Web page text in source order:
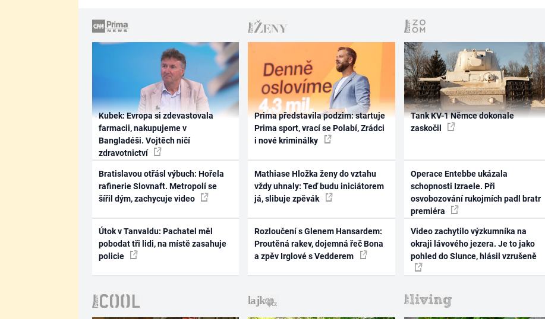
Kubek: Evropa si zdevastovala
farmacii, nakupujeme v
Bangladéši. Vojtěch ničí
zdravotnictví
Bratislavou otřásl výbuch: Hořela
rafinerie Slovnaft. Metropolí se
šířil dým, zachycuje video
Útok v Tanvaldu: Pachatel měl
pobodat tři lidi, na místě zasahuje
policie
Prima představila podzim: startuje
Prima sport, vrací se Polabí, Zrádci
i nové kriminálky
Mathiase Hložka ženy do vztahu
vždy uhnaly: Teď budu iniciátorem
já, slibuje zpěvák
Rozloučení s Glenem Hansardem:
Proutěná rakev, dojemná řeč Bona
a zpěv Irglové s Vedderem
Tank KV-1 Němce dokonale
zaskočil
Operace Entebbe ukázala
schopnosti Izraele. Při
osvobozování rukojmích padl bratr
premiéra
Video zachytilo výzkumníka na
okraji lávového jezera. Je to jako
pohled do Slunce, hlásil vzrušeně